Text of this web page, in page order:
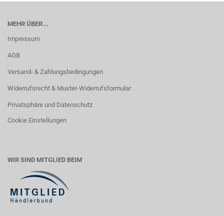
MEHR ÜBER...
Impressum
AGB
Versand- & Zahlungsbedingungen
Widerrufsrecht & Muster-Widerrufsformular
Privatsphäre und Datenschutz
Cookie Einstellungen
WIR SIND MITGLIED BEIM